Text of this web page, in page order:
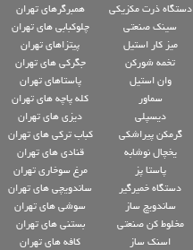
دستگاه ذرت مکزیکی
سینک صنعتی
میز کار استیل
تخمه شورکن
وان استیل
سماور
دیسپلی
گرمکن پیراشکی
یخچال نوشابه
پاستا پز
دستگاه خمیرگیر
ساندویچ ساز
مخلوط کن صنعتی
اسنک ساز
همبرگرهای تهران
چلوکبابی های تهران
پیتزاهای تهران
جگرکی های تهران
پاستاهای تهران
کله پاچه های تهران
دیزی های تهران
کباب ترکی های تهران
قنادی های تهران
مرغ سوخاری تهران
ساندویچی های تهران
سوشی های تهران
بستنی های تهران
کافه های تهران